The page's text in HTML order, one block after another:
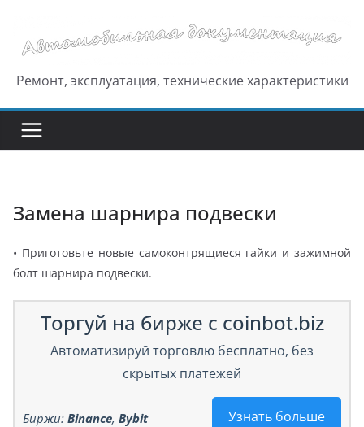
содержимому
Ремонт, эксплуатация, технические характеристики
Замена шарнира подвески
• Приготовьте новые самоконтрящиеся гайки и зажимной
болт шарнира подвески.
Торгуй на бирже с coinbot.biz
Автоматизируй торговлю бесплатно, без
скрытых платежей
Узнать больше
Биржи: Binance, Bybit